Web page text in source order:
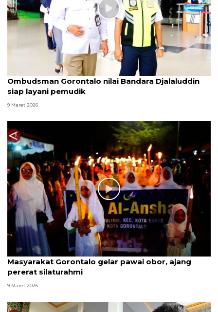
Ombudsman Gorontalo nilai Bandara Djalaluddin
siap layani pemudik
9 Maret 2026
Masyarakat Gorontalo gelar pawai obor, ajang
pererat silaturahmi
9 Maret 2026